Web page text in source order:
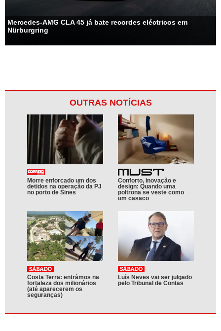
Mercedes-AMG CLA 45 já bate recordes eléctricos em
Nürburgring
OUTRAS NOTÍCIAS
Morre enforcado um dos
detidos na operação da PJ
no porto de Sines
Conforto, inovação e
design: Quando uma
poltrona se veste como
um casaco
Costa Terra: entrámos na
fortaleza dos milionários
(até aparecerem os
seguranças)
Luís Neves vai ser julgado
pelo Tribunal de Contas